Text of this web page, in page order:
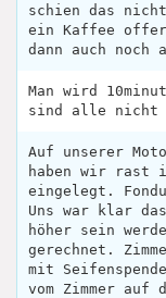
schien das
ein Kaffee
dann auch noch
Man wird
sind alle nicht
Auf unserer
haben wir rast
eingelegt.
Uns war klar
höher sein
gerechnet.
mit
vom Zimmer